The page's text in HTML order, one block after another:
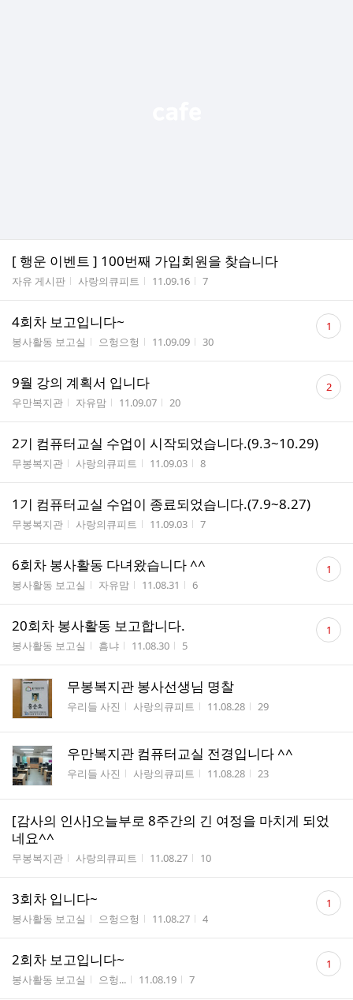
[ 행운 이벤트 ] 100번째 가입회원을 찾습니다
게시판명
자유 게시판 작성자
사랑의큐피트 작성시간
11.09.16 조회수
7
4회차 보고입니다~
게시판명
봉사활동 보고실 작성자
으헝으헝 작성시간
11.09.09 조회수
30
댓
글 1
9월 강의 계획서 입니다
게시판명
우만복지관 작성자
자유맘 작성시간
11.09.07 조회수
20
댓
글 2
2기 컴퓨터교실 수업이 시작되었습니다.(9.3~10.29)
게시판명
무봉복지관 작성자
사랑의큐피트 작성시간
11.09.03 조회수
8
1기 컴퓨터교실 수업이 종료되었습니다.(7.9~8.27)
게시판명
무봉복지관 작성자
사랑의큐피트 작성시간
11.09.03 조회수
7
6회차 봉사활동 다녀왔습니다 ^^
게시판명
봉사활동 보고실 작성자
자유맘 작성시간
11.08.31 조회수
6
댓
글 1
20회차 봉사활동 보고합니다.
게시판명
봉사활동 보고실 작성자
흠냐 작성시간
11.08.30 조회수
5
댓
글 1
무봉복지관 봉사선생님 명찰
게시판명
우리들 사진 작성자
사랑의큐피트 작성시간
11.08.28 조회수
29
우만복지관 컴퓨터교실 전경입니다 ^^
게시판명
우리들 사진 작성자
사랑의큐피트 작성시간
11.08.28 조회수
23
[감사의 인사]오늘부로 8주간의 긴 여정을 마치게 되었
네요^^
게시판명
무봉복지관 작성자
사랑의큐피트 작성시간
11.08.27 조회수
10
3회차 입니다~
게시판명
봉사활동 보고실 작성자
으헝으헝 작성시간
11.08.27 조회수
4
댓
글 1
2회차 보고입니다~
게시판명
봉사활동 보고실 작성자
으헝... 작성시간
11.08.19 조회수
7
댓
글 1